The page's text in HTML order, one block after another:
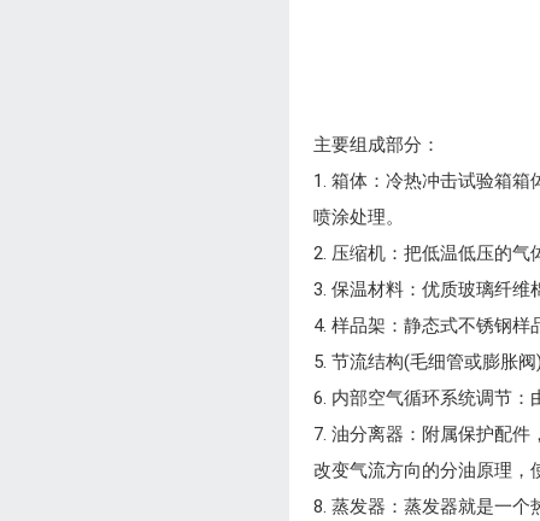
主要组成部分：
1. 箱体：冷热冲击试验箱
喷涂处理。
2. 压缩机：把低温低压的
3. 保温材料：优质玻璃纤维
4. 样品架：静态式不锈钢样
5. 节流结构(毛细管或膨胀
6. 内部空气循环系统调节
7. 油分离器：附属保护配
改变气流方向的分油原理，
8. 蒸发器：蒸发器就是一